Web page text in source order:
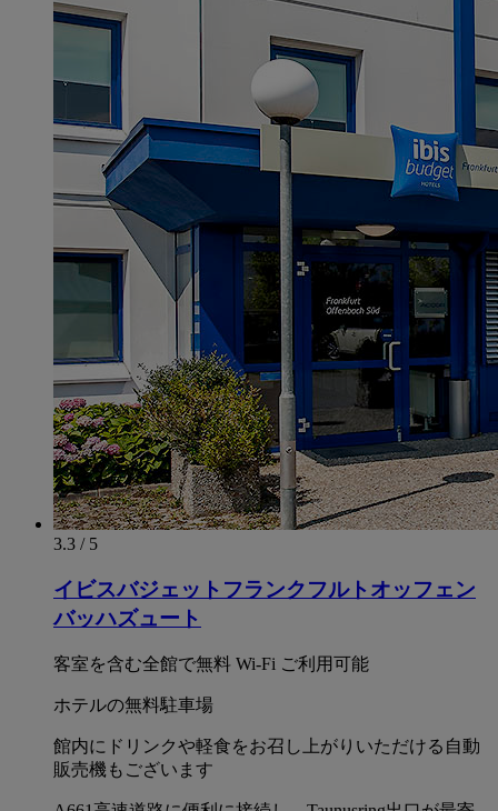
3.3 / 5
イビスバジェットフランクフルトオッフェン
バッハズュート
客室を含む全館で無料 Wi-Fi ご利用可能
ホテルの無料駐車場
館内にドリンクや軽食をお召し上がりいただける自動
販売機もございます